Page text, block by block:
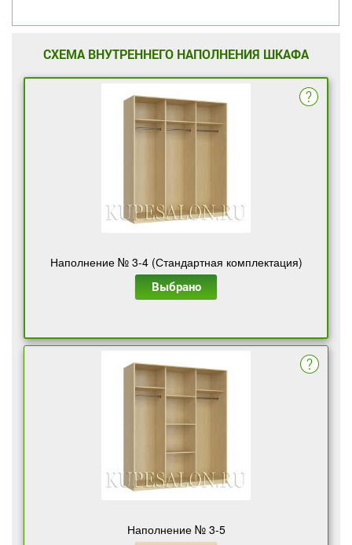
СХЕМА ВНУТРЕННЕГО НАПОЛНЕНИЯ ШКАФА
Наполнение № 3-4 (Стандартная комплектация)
Выбрано
Наполнение № 3-5